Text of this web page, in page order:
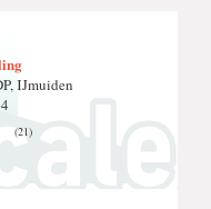
IJmuiden
(21)